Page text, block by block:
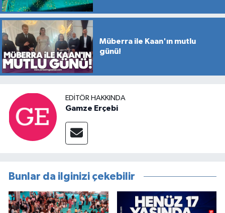
Müberra ile Kaan'ın mutlu
günü!
EDITÖR HAKKINDA
Gamze Erçebi
Bunlar da ilginizi çekebilir